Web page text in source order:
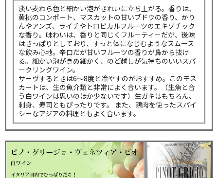
淡い麦わら色と細かい泡がきれいに立ち上がる。香りは、
黄桃のコンポート、マスカットの甘いブドウの香り、かり
んやアンズ、ライチやトロピカルフルーツのエキゾチック
な香り。味わいは、香りと同じくフルーティーだが、後味
はさっぱりとしており、すっと体になじむようなスムース
な飲み心地。辛口だが甘いフルーツの香りが鼻から抜け
る。細かい泡がきめ細かく、のど越しが気持ちのいいスパ
ークリングワイン。
サーヴするときは6～8度と冷やすのがおすすめ。このモス
カートは、生の魚介類と非常によく合います。（生魚と合
う白ワインは思いのほか少ないです）生ガキはもちろん、
刺身、寿司ともぴったりです。 また、鶏肉を使ったスパイ
シーなアジアの料理ともよく合います。